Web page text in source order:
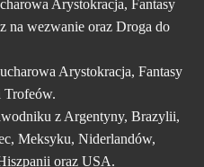
Arystokracja, Fantasy
na wezwanie oraz Droga do
Arystokracja, Fantasy
z Argentyny, Brazylii,
Meksyku, Niderlandów,
oraz USA.